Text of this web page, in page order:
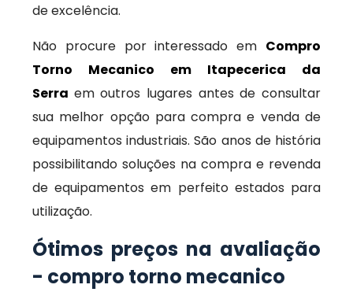
de excelência.
Não procure por interessado em Compro
Torno Mecanico em Itapecerica da
Serra em outros lugares antes de consultar
sua melhor opção para compra e venda de
equipamentos industriais. São anos de história
possibilitando soluções na compra e revenda
de equipamentos em perfeito estados para
utilização.
Ótimos preços na avaliação
- compro torno mecanico